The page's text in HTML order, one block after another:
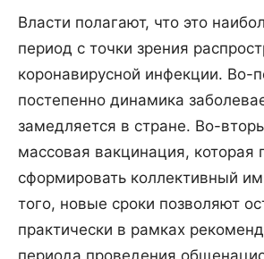
Власти полагают, что это
период с точки зрения
коронавирусной инфекции. Во-
постепенно динамика
замедляется в стране. Во-
массовая вакцинация, которая
сформировать коллективный
того, новые сроки позволяют
практически в рамках